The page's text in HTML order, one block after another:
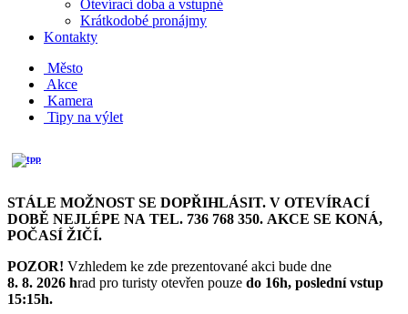
Otevírací doba a vstupné
Krátkodobé pronájmy
Kontakty
Město
Akce
Kamera
Tipy na výlet
STÁLE MOŽNOST SE DOPŘIHLÁSIT. V OTEVÍRACÍ
DOBĚ NEJLÉPE NA TEL. 736 768 350. AKCE SE KONÁ,
POČASÍ ŽIČÍ.
POZOR! Vzhledem ke zde prezentované akci bude dne
8. 8. 2026 hrad pro turisty otevřen pouze do 16h, poslední vstup
15:15h.